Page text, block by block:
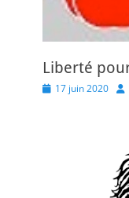
Liberté
Posted17 juin 2020